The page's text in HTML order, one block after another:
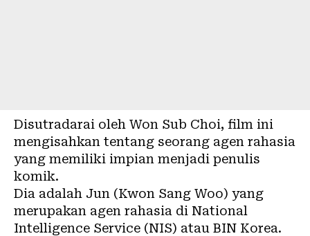
Disutradarai oleh Won Sub Choi, film ini
mengisahkan tentang seorang agen rahasia
yang memiliki impian menjadi penulis
komik.
Dia adalah Jun (Kwon Sang Woo) yang
merupakan agen rahasia di National
Intelligence Service (NIS) atau BIN Korea.